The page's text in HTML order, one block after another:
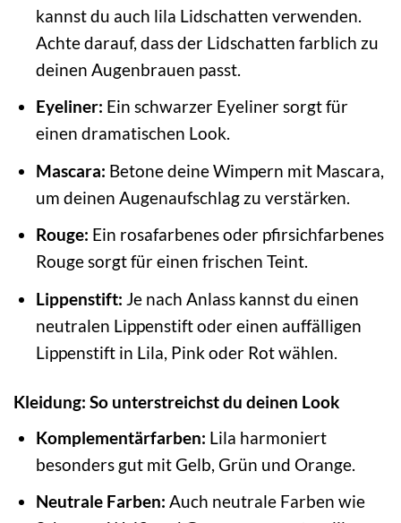
kannst du auch lila Lidschatten verwenden.
Achte darauf, dass der Lidschatten farblich zu
deinen Augenbrauen passt.
Eyeliner: Ein schwarzer Eyeliner sorgt für
einen dramatischen Look.
Mascara: Betone deine Wimpern mit Mascara,
um deinen Augenaufschlag zu verstärken.
Rouge: Ein rosafarbenes oder pfirsichfarbenes
Rouge sorgt für einen frischen Teint.
Lippenstift: Je nach Anlass kannst du einen
neutralen Lippenstift oder einen auffälligen
Lippenstift in Lila, Pink oder Rot wählen.
Kleidung: So unterstreichst du deinen Look
Komplementärfarben: Lila harmoniert
besonders gut mit Gelb, Grün und Orange.
Neutrale Farben: Auch neutrale Farben wie